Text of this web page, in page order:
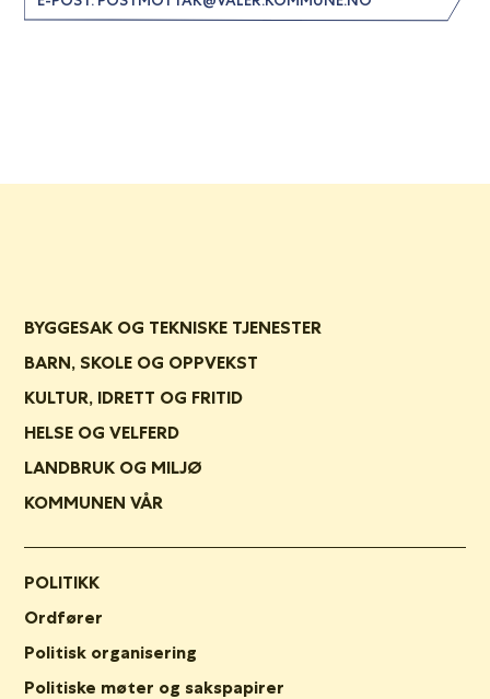
BYGGESAK OG TEKNISKE TJENESTER
BARN, SKOLE OG OPPVEKST
KULTUR, IDRETT OG FRITID
HELSE OG VELFERD
LANDBRUK OG MILJØ
KOMMUNEN VÅR
POLITIKK
Ordfører
Politisk organisering
Politiske møter og sakspapirer